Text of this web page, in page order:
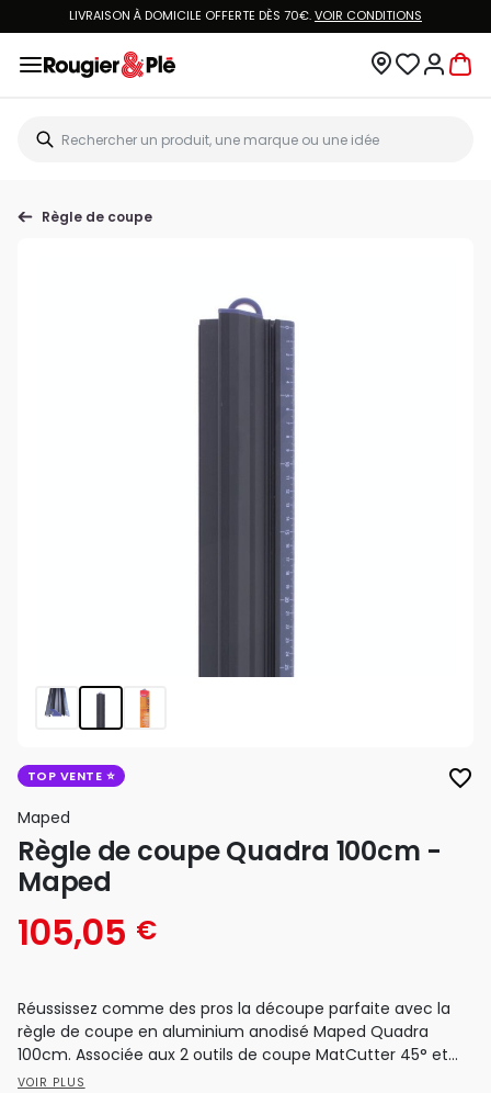
LIVRAISON À DOMICILE OFFERTE DÈS 70€.VOIR CONDITIONS
Règle de coupe
TOP VENTE favorite_border
Maped
Règle de coupe Quadra 100cm -
Maped
105,05 €
Réussissez comme des pros la découpe parfaite avec la
règle de coupe en aluminium anodisé Maped Quadra
100cm. Associée aux 2 outils de coupe MatCutter 45° et...
VOIR PLUS